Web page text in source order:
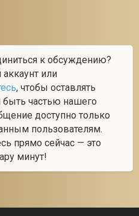
к обсуждению?
аккаунт или
, чтобы оставлять
частью нашего
доступно только
пользователям.
прямо сейчас — это
минут!